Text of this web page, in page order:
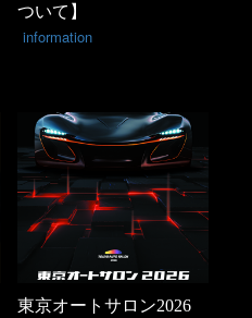
ついて】
information
東京オートサロン2026